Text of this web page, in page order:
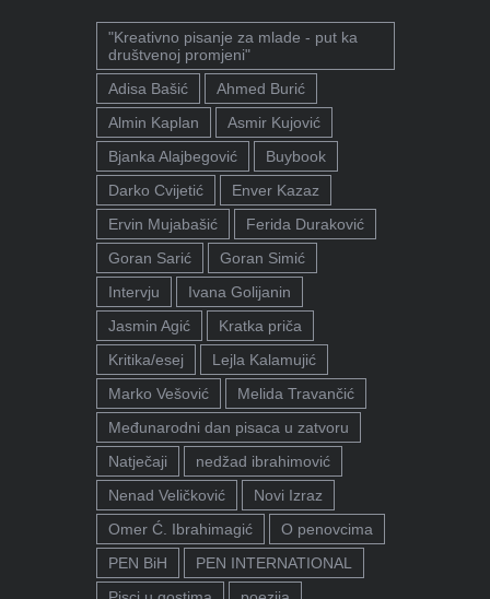
"Kreativno pisanje za mlade - put ka
društvenoj promjeni"
Adisa Bašić
Ahmed Burić
Almin Kaplan
Asmir Kujović
Bjanka Alajbegović
Buybook
Darko Cvijetić
Enver Kazaz
Ervin Mujabašić
Ferida Duraković
Goran Sarić
Goran Simić
Intervju
Ivana Golijanin
Jasmin Agić
Kratka priča
Kritika/esej
Lejla Kalamujić
Marko Vešović
Melida Travančić
Međunarodni dan pisaca u zatvoru
Natječaji
nedžad ibrahimović
Nenad Veličković
Novi Izraz
Omer Ć. Ibrahimagić
O penovcima
PEN BiH
PEN INTERNATIONAL